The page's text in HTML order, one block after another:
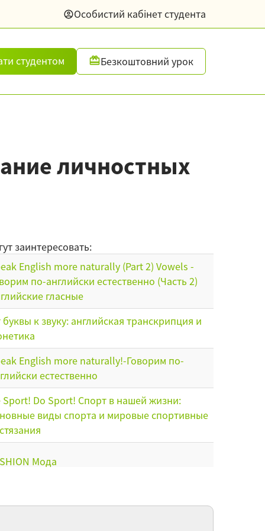
Особистий кабінет студента
студентом Безкоштовний урок
личностных
заинтересовать:
English more naturally (Part 2) Vowels -
по-английски естественно (Часть 2)
гласные
буквы к звуку: английская транскрипция и
English more naturally!-Говорим по-
естественно
Sport! Do Sport! Спорт в нашей жизни:
виды спорта и мировые спортивные
Мода
явление в английском языке